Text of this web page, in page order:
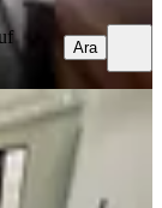
Ara
Fahri
Daire